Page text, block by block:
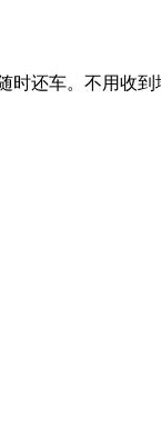
时还车。不用收